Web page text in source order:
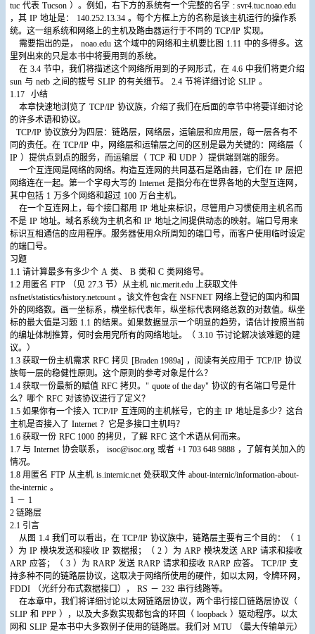
tuc 代表 Tucson ）。例如，右下方的系统有一个完整的名字 : svr4.tuc.noao.edu
，其 IP 地址是： 140.252.13.34 。每个方框上方的名称是该主机运行的操作系
统。这一组系统和网络上的主机及路由器运行于不同的 TCP/IP 实现。
需要指出的是，
noao.edu 这个域中的网络和主机要比图 1.11 中的多得多。这
里列出来的只是本书中将要用到的系统。
在 3.4 节中，我们将描述这个网络所用到的子网形式，在 4.6 中我们将更介绍
sun 与 netb 之间的拔号 SLIP 的有关细节。 2.4 节将详细讨论 SLIP 。
1.17 小结
本章快速地浏览了 TCP/IP 协议族，介绍了我们在后面的章节中将要详细讨论
的许多术语和协议。
TCP/IP 协议族分为四层：链路层，网络层，运输层和应用层，每一层各有不
同的责任。在 TCP/IP 中，网络层和运输层之间的区别是最为关键的：网络层（
IP ）提供点到点的服务，而运输层（ TCP 和 UDP ）提供端到端的服务。
一个互连网是网络的网络。构造互连网的共同基石是路由器，它们在 IP 层把
网络连在一起。第一个字母大写的 Internet 是指分布在世界各地的大型互连网，
其中包括 1 万多个网络和超过 100 万台主机。
在一个互连网上，每个接口都用 IP 地址来标识，尽管用户习惯使用主机名而
不是 IP 地址。域名系统为主机名和 IP 地址之间提供动态的映射。端口号用来
标识互相通信的应用程序。服务器使用众所周知的端口号，而客户使用临时设定
的端口号。
习题
1.1 请计算最多有多少个 A 类、 B 类和 C 类网络号。
1.2 用匿名 FTP （见 27.3 节）从主机 nic.merit.edu 上获取文件
nsfnet/statistics/history.netcount 。该文件包含在 NSFNET 网络上登记的国内和国
外的网络数。画一坐标系，横坐标代表年，纵坐标代表网络总数的对数值。纵坐
标的最大值是习题 1.1 的结果。如果数据显示一个明显的趋势，请估计按照当前
的编址体制推算，何时会用完所有的网络地址。（ 3.10 节讨论解决该难题的建
议。）
1.3 获取一份主机需求 RFC 拷贝 [Braden 1989a] ，阅读有关应用于 TCP/IP 协议
族每一层的稳健性原则。这个原则的参考对象是什么？
1.4 获取一份最新的赋值 RFC 拷贝。" quote of the day" 协议的有名端口号是什
么？哪个 RFC 对该协议进行了定义？
1.5 如果你有一个接入 TCP/IP 互连网的主机帐号，它的主 IP 地址是多少？这台
主机是否接入了 Internet ？它是多接口主机吗？
1.6 获取一份 RFC 1000 的拷贝，了解 RFC 这个术语从何而来。
1.7 与 Internet 协会联系， isoc@isoc.org 或者 +1 703 648 9888 ，了解有关加入的
情况。
1.8 用匿名 FTP 从主机 is.internic.net 处获取文件 about-internic/information-about-
the-internic 。
1 － 1
2 链路层
2.1 引言
从图 1.4 我们可以看出，在 TCP/IP 协议族中，链路层主要有三个目的：（ 1
）为 IP 模块发送和接收 IP 数据报；（ 2 ）为 ARP 模块发送 ARP 请求和接收
ARP 应答；（ 3 ）为 RARP 发送 RARP 请求和接收 RARP 应答。 TCP/IP 支
持多种不同的链路层协议，这取决于网络所使用的硬件，如以太网，令牌环网，
FDDI
（光纤分布式数据接口）， RS － 232 串行线路等。
在本章中，我们将详细讨论以太网链路层协议，两个串行接口链路层协议（
SLIP 和 PPP ），以及大多数实现都包含的环回（ loopback ）驱动程序。以太
网和 SLIP 是本书中大多数例子使用的链路层。我们对 MTU
（最大传输单元）